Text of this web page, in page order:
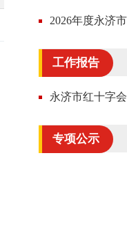
2026年度永济
工作报告
永济市红十字
专项公示